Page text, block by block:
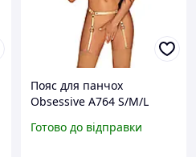
Пояс для панчох
Obsessive A764 S/M/L
Готово до відправки